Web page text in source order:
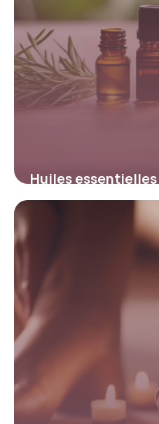
Huiles essentielles
efficaces